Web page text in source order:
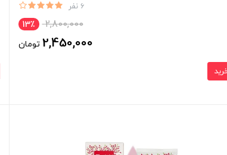
6 نفر
2,800,000 13٪
2,450,000 تومان